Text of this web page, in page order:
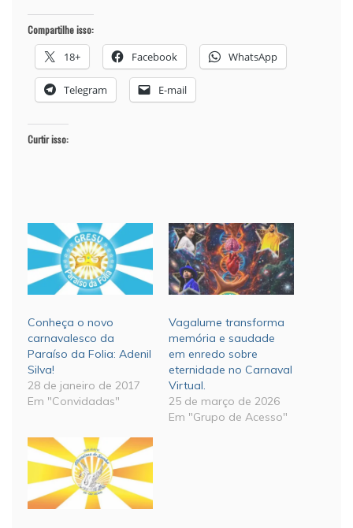
Compartilhe isso:
18+ Facebook WhatsApp
Telegram E-mail
Curtir isso:
Conheça o novo
carnavalesco da
Paraíso da Folia: Adenil
Silva!
28 de janeiro de 2017
Em "Convidadas"
Vagalume transforma
memória e saudade
em enredo sobre
eternidade no Carnaval
Virtual.
25 de março de 2026
Em "Grupo de Acesso"